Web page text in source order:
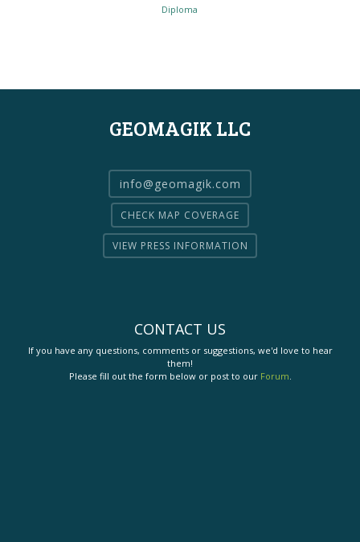
Diploma
GEOMAGIK LLC
info@geomagik.com
CHECK MAP COVERAGE
VIEW PRESS INFORMATION
CONTACT US
If you have any questions, comments or suggestions, we'd love to hear
them!
Please fill out the form below or post to our Forum